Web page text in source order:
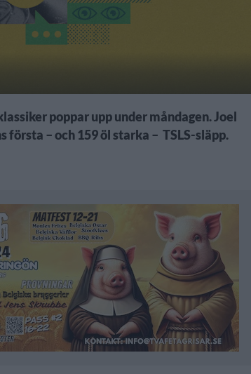
poppar upp under måndagen. Joel
– och 159 öl starka – TSLS-släpp.